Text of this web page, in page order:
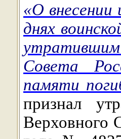
«О
днях
утратившим
Совета
памяти
признал
Верховного